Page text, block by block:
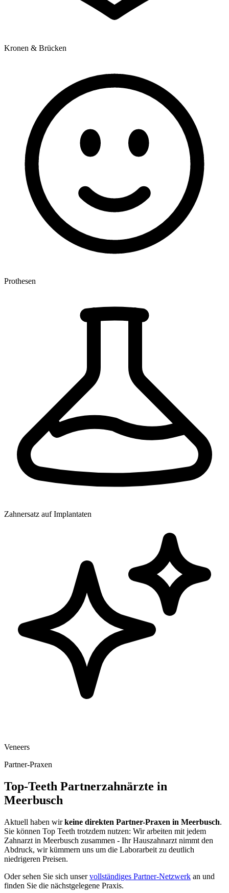
Kronen & Brücken
Prothesen
Zahnersatz auf Implantaten
Veneers
Partner-Praxen
Top-Teeth Partnerzahnärzte in
Meerbusch
Aktuell haben wirkeine direkten Partner-Praxen in Meerbusch.
Sie können Top Teeth trotzdem nutzen: Wir arbeiten mit jedem
Zahnarzt in Meerbusch zusammen - Ihr Hauszahnarzt nimmt den
Abdruck, wir kümmern uns um die Laborarbeit zu deutlich
niedrigeren Preisen.
Oder sehen Sie sich unservollständiges Partner-Netzwerk an und
finden Sie die nächstgelegene Praxis.